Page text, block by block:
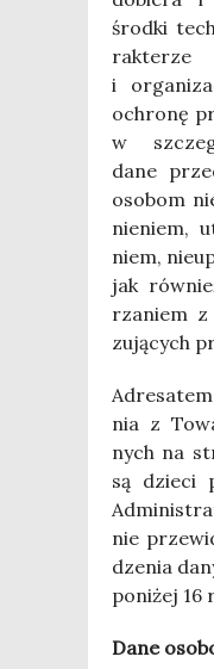
środ­ki
rak­te­rze
i
ochro­nę
w
dane
oso­bom
nie­niem,
niem,
jak
rza­niem
zu­ją­cych
nia z
nych na
są dzie­ci
nie
dze­nia
poni­żej 16
Dane